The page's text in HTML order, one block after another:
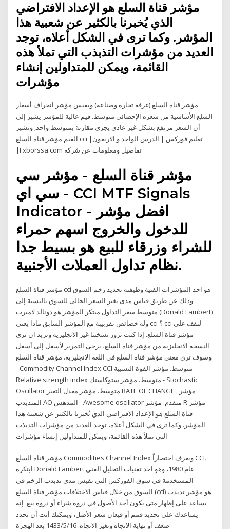
مؤشر قناة السلع هو الإعداد الافتراضي
الذي يُخبرنا بالكثير عن شعبية هذا
المؤشر. وكما ترى في الشكل أعلاه، توجد
العديد من مؤشرات التذبذب التي تملأ هذه
القائمة، ويمكن للمتداولين إنشاء
مؤشرات
مؤشر قناة السلع (غرفة تجارة وصناعة) ويقيس مؤشر انحراف أسعار
السلع الأساسية من سعره الإحصائي متوسط. قيم عالية للمؤشر يشير إلى
أن السعر مرتفع بشكل غير عادي يجري مقارنة بمتوسط واحد, وتشير
القيم مؤشر قناة السلع cci |تعليم فوركس | الدرس الواحد و الاربعون
|Fxborssa.com تفاصيل ومعلومات عن شركة
مؤشر قناة السلع - مؤشر سي
سي اي - CCI MTF Signals
Indicator - افضل مؤشر
للدخول والخروج اسهم حمراء
للشراء وزرقاء للبيع هو بسيط جدا
نظام تداول العملات الأجنبية.
مؤشر قناة السلع cci هو احد المؤشرات الفنية وظيفته تحديد زخم السوق
وذلك عن طريق قياس مدى تغير السعر الحالى للسوق بالنسبة إلى
متوسط سعر التداول مبتكر المؤشر هو دونالد لامبرت (Donald Lambert)
وله خصائص تقربيبة مع المؤشر السابق ماذا يعني cci ؟ cci لتقف علي
مؤشر قناة السلع. إذا كنت تزور نسختنا غير الانجليزيه وتريد ان تري
النسخة الانجليزيه من مؤشر قناة السلع، يرجى التمرير لأسفل إلى أسفل
وسوف تري معني مؤشر قناة السلع في اللغة الانجليزيه. مؤشر قناة السلع
- Commodity Channel Index CCI متوسط. مؤشر القوة النسبية -
Relative strength index متوسط. مؤشر ستوكاستك - Stochastic
Oscillator متوسط. مؤشر معدل التغير RATE OF CHANGE . مؤشر
المتذبذب AO المدهش - Awesome oscillator متقدم. مؤشر R مؤشر
قناة السلع هو الإعداد الافتراضي الذي يُخبرنا بالكثير عن شعبية هذا
المؤشر. وكما ترى في الشكل أعلاه، توجد العديد من مؤشرات التذبذب
التي تملأ هذه القائمة، ويمكن للمتداولين إنشاء مؤشرات
مؤشر قناة السلع Commodities Channel Index ويعرف اختصاراً CCI،
ابتكره Donald Lambert عام 1980، وهو احد تقنيات التحليل الفني
المستخدمة في سوق الفوركس التي تقيس مدى تذبذب الزخم في
السوق من خلال قياس الاختلافات مؤشر قناة السلع (cci) هو مؤشر تذبذب
يساعد على إظهار متى يكون أحد الأصول في ذروة شراء أو ذروة بيع. إنه
يساعدك على تحديد قمم أو قيعان سعر الأصل، ويمكنك أنت أن تحدد
ضعف أو نهاية الاتجاه وتغير الاتجاه. 16‏‏/5‏‏/1433 بعد الهجرة